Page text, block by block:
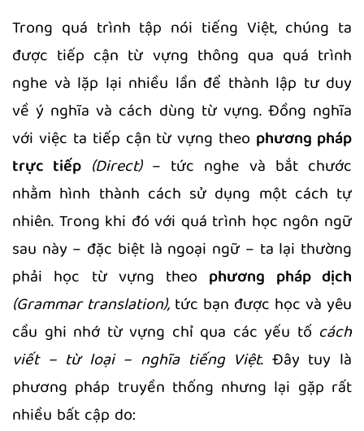
Trong quá trình tập nói tiếng Việt, chúng ta
được tiếp cận từ vựng thông qua quá trình
nghe và lặp lại nhiều lần để thành lập tư duy
về ý nghĩa và cách dùng từ vựng. Đồng nghĩa
với việc ta tiếp cận từ vựng theo phương pháp
trực tiếp (Direct) – tức nghe và bắt chước
nhằm hình thành cách sử dụng một cách tự
nhiên. Trong khi đó với quá trình học ngôn ngữ
sau này – đặc biệt là ngoại ngữ – ta lại thường
phải học từ vựng theo phương pháp dịch
(Grammar translation), tức bạn được học và yêu
cầu ghi nhớ từ vựng chỉ qua các yếu tố cách
viết – từ loại – nghĩa tiếng Việt. Đây tuy là
phương pháp truyền thống nhưng lại gặp rất
nhiều bất cập do: